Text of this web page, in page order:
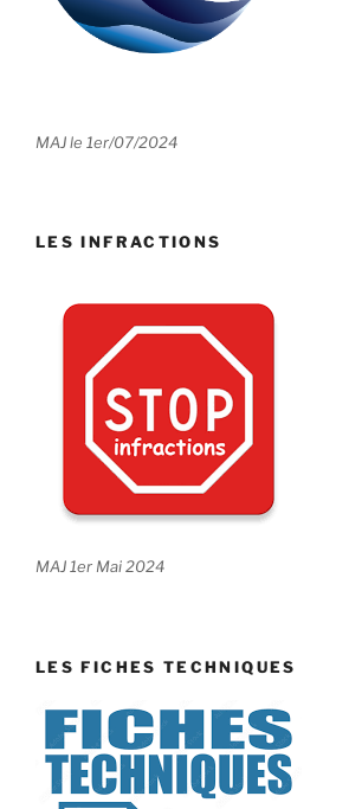
MAJ le 1er/07/2024
LES INFRACTIONS
MAJ 1er Mai 2024
LES FICHES TECHNIQUES